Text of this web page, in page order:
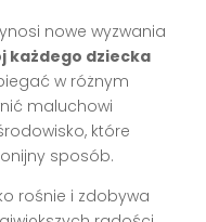
nowe wyzwania
każdego dziecka
w różnym
maluchowi
które
sposób.
rośnie i zdobywa